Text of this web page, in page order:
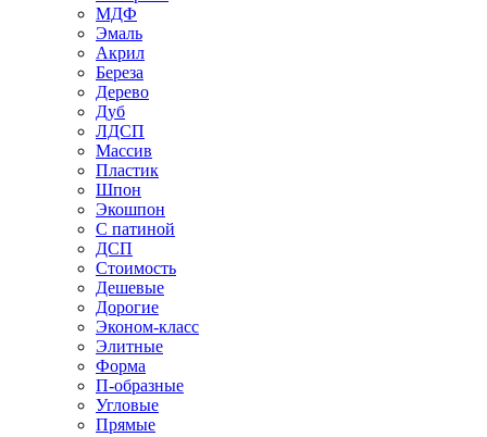
МДФ
Эмаль
Акрил
Береза
Дерево
Дуб
ЛДСП
Массив
Пластик
Шпон
Экошпон
С патиной
ДСП
Стоимость
Дешевые
Дорогие
Эконом-класс
Элитные
Форма
П-образные
Угловые
Прямые